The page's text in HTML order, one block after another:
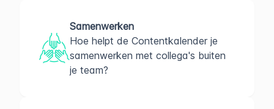
Samenwerken
Hoe helpt de Contentkalender je
samenwerken met collega's buiten
je team?